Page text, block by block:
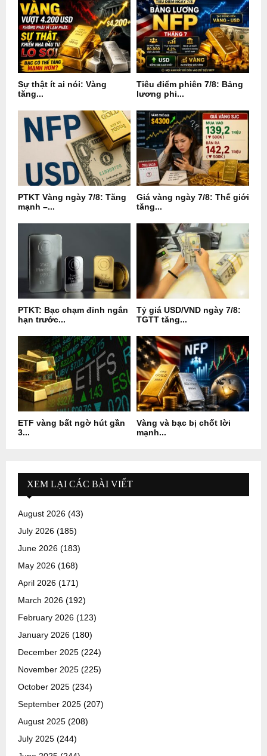
Sự thật ít ai nói: Vàng
tăng...
Tiêu điểm phiên 7/8: Bảng
lương phi...
PTKT Vàng ngày 7/8: Tăng
mạnh –...
Giá vàng ngày 7/8: Thế giới
tăng...
PTKT: Bạc chạm đỉnh ngắn
hạn trước...
Tỷ giá USD/VND ngày 7/8:
TGTT tăng...
ETF vàng bất ngờ hút gần
3...
Vàng và bạc bị chốt lời
mạnh...
XEM LẠI CÁC BÀI VIẾT
August 2026 (43)
July 2026 (185)
June 2026 (183)
May 2026 (168)
April 2026 (171)
March 2026 (192)
February 2026 (123)
January 2026 (180)
December 2025 (224)
November 2025 (225)
October 2025 (234)
September 2025 (207)
August 2025 (208)
July 2025 (244)